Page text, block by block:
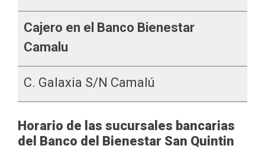
Cajero en el Banco Bienestar
Camalu
C. Galaxia S/n Camalú
Horario de las sucursales bancarias
del Banco del Bienestar San Quintin